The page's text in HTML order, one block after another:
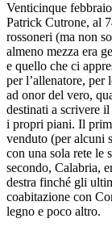
Venticinque
Patrick Cutrone, al
rossoneri (ma non
almeno mezza era
e quello che ci
per l’allenatore,
ad onor del vero,
destinati a scrivere
i propri piani. Il
venduto (per alcuni
con una sola rete le
secondo, Calabria,
destra finché gli
coabitazione con
legno e poco altro.